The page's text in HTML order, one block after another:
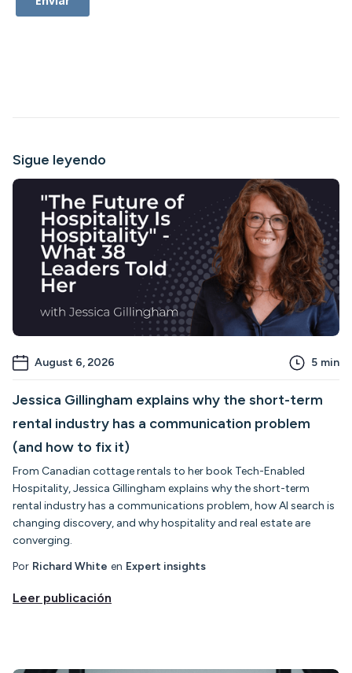
Sigue leyendo
August 6, 2026 5 min
Jessica Gillingham explains why the short-term
rental industry has a communication problem
(and how to fix it)
From Canadian cottage rentals to her book Tech-Enabled
Hospitality, Jessica Gillingham explains why the short-term
rental industry has a communications problem, how AI search is
changing discovery, and why hospitality and real estate are
converging.
Por Richard White en Expert insights
Leer publicación